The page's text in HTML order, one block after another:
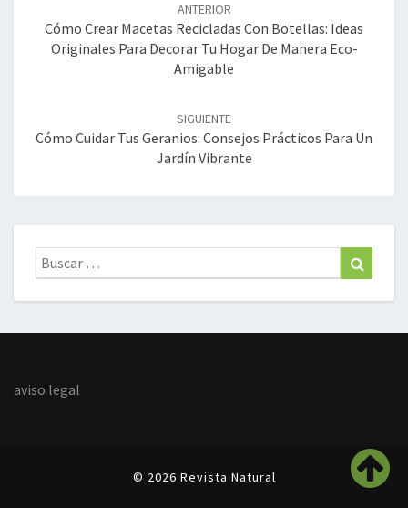
entradas
ANTERIOR
Cómo Crear Macetas Recicladas Con Botellas: Ideas
Originales Para Decorar Tu Hogar De Manera Eco-
Amigable
SIGUIENTE
Cómo Cuidar Tus Geranios: Consejos Prácticos Para Un
Jardín Vibrante
Buscar:
aviso legal
© 2026 Revista Natural